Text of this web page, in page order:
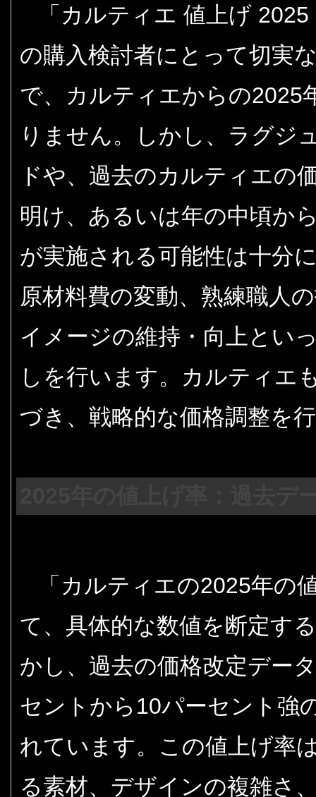
「カルティエ 値上げ
の購入検討者にとって切実
で、カルティエからの2025
りません。しかし、ラグジ
ドや、過去のカルティエの
明け、あるいは年の中頃か
が実施される可能性は十分
原材料費の変動、熟練職人
イメージの維持・向上とい
しを行います。カルティエ
づき、戦略的な価格調整を
「カルティエの2025年の
て、具体的な数値を断定す
かし、過去の価格改定デー
セントから10パーセント強
れています。この値上げ率
る素材、デザインの複雑さ